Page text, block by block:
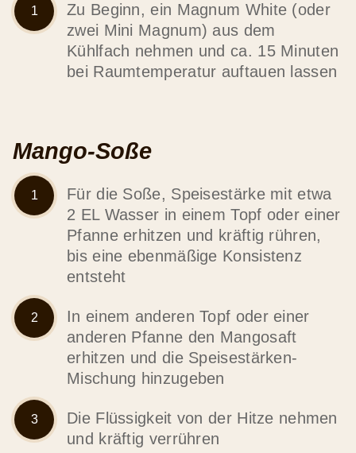
Zu Beginn, ein Magnum White (oder
zwei Mini Magnum) aus dem
Kühlfach nehmen und ca. 15 Minuten
bei Raumtemperatur auftauen lassen
Mango-Soße
Für die Soße, Speisestärke mit etwa
2 EL Wasser in einem Topf oder einer
Pfanne erhitzen und kräftig rühren,
bis eine ebenmäßige Konsistenz
entsteht
In einem anderen Topf oder einer
anderen Pfanne den Mangosaft
erhitzen und die Speisestärken-
Mischung hinzugeben
Die Flüssigkeit von der Hitze nehmen
und kräftig verrühren